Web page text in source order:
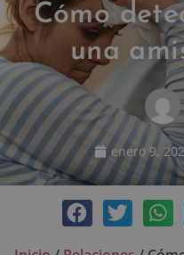
Cómo
una
enero 9,